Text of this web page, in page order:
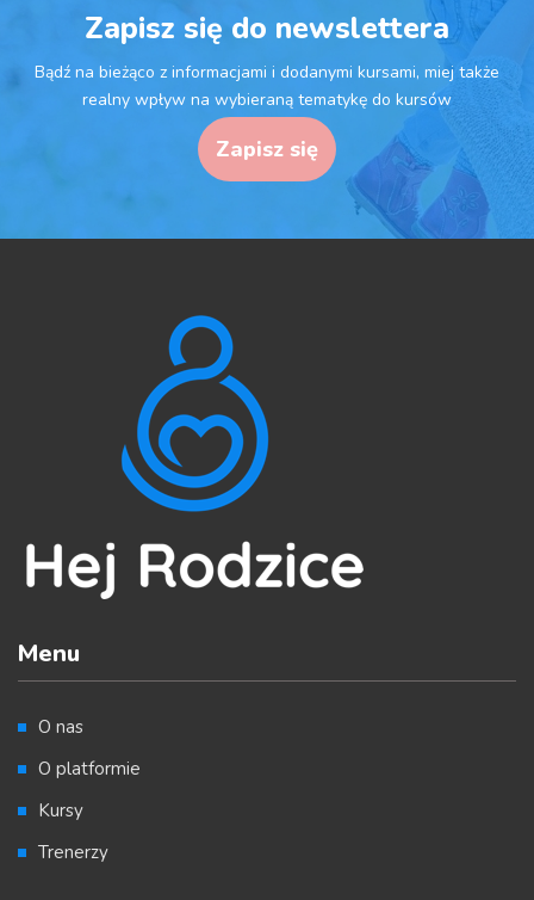
Zapisz się do newslettera
Bądź na bieżąco z informacjami i dodanymi kursami, miej także
realny wpływ na wybieraną tematykę do kursów
Zapisz się
Menu
O nas
O platformie
Kursy
Trenerzy